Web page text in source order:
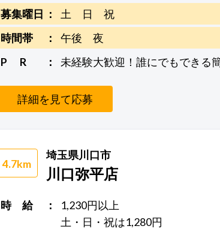
募集曜日
土 日 祝
時間帯
午後 夜
P R
未経験大歓迎！誰にでもできる
詳細を見て応募
4.7km
埼玉県川口市
川口弥平店
時 給
1,230円以上
土・日・祝は1,280円